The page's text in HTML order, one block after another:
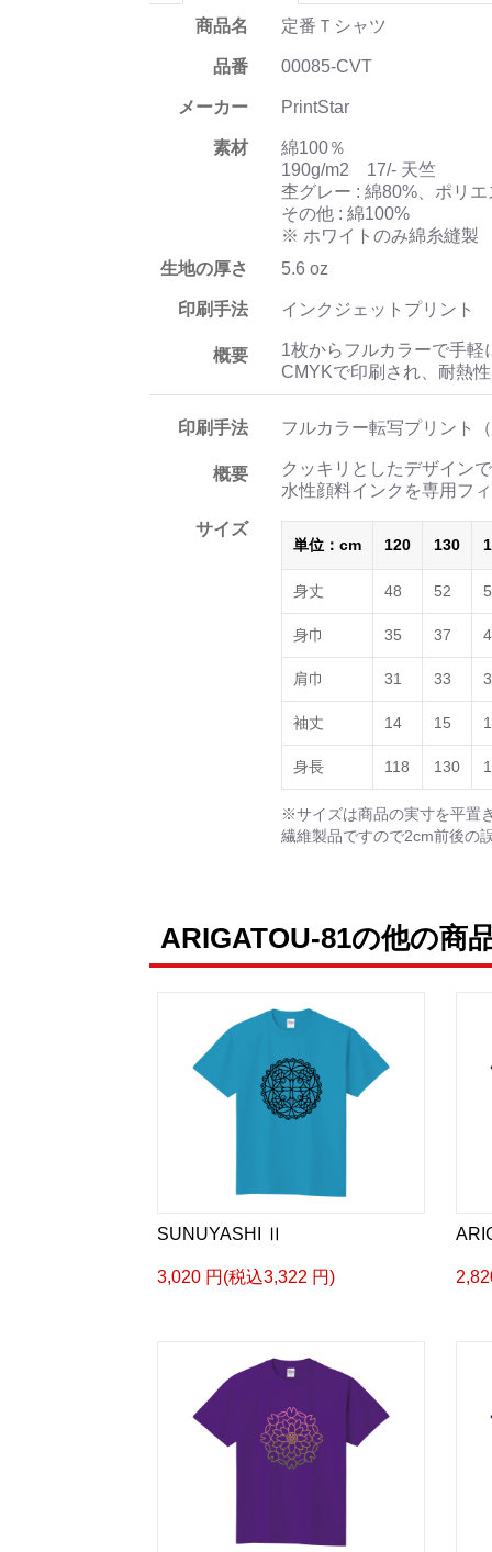
商品名 定番Ｔシャツ
品番 00085-CVT
メーカー PrintStar
素材
綿100％
190g/m2 17/- 天竺
杢グレー : 綿80%、ポリ
その他 : 綿100%
※ ホワイトのみ綿糸縫製
生地の厚さ
5.6 oz
印刷手法 インクジェットプリント
概要
1枚からフルカラーで手
CMYKで印刷され、耐熱
印刷手法 フルカラー転写プリント
概要
クッキリとしたデザイン
水性顔料インクを専用フ
サイズ
単位：cm 120 130
身丈 48 52
身巾 35 37
肩巾 31 33
袖丈 14 15
身長 118 130
※サイズは商品の実寸を平置
繊維製品ですので2cm前後の
ARIGATOU-81の他の商
SUNUYASHI Ⅱ
3,020 円(税込3,322 円)